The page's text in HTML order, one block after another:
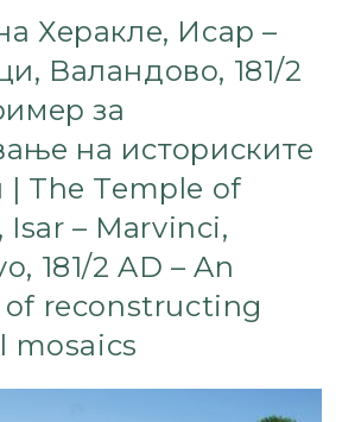
Херакле, Исар –
Валандово, 181/2
за
на историските
| The Temple of
Isar – Marvinci,
181/2 AD – An
of reconstructing
mosaics